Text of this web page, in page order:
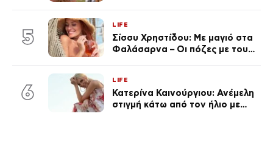
5
LIFE
Σίσσυ Χρηστίδου: Με μαγιό στα
Φαλάσαρνα – Οι πόζες με τους
6
LIFE
Κατερίνα Καινούργιου: Ανέμελη
στιγμή κάτω από τον ήλιο με